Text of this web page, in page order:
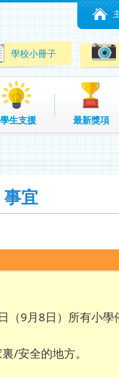
學校小冊子
學生支援 最新獎項
宜
（9月8日）所有小學
/安全的地方。